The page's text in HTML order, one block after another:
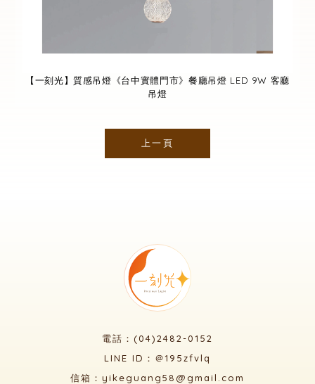
【一刻光】質感吊燈《台中實體門市》餐廳吊燈 LED 9W 客廳
吊燈
上一頁
電話：(04)2482-0152
LINE ID：＠195zfvlq
信箱：yikeguang58@gmail.com